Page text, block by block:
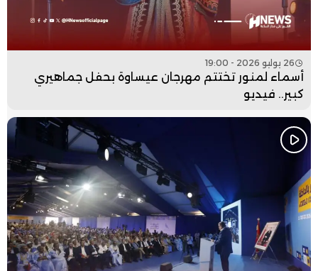
26 يوليو 2026 - 19:00
أسماء لمنور تختتم مهرجان عيساوة بحفل جماهيري
كبير.. فيديو